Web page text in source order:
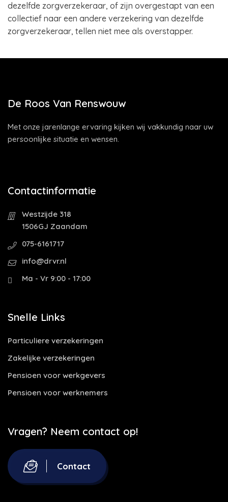
dezelfde zorgverzekeraar, of zijn overgestapt van een
collectief naar een andere verzekering van dezelfde
zorgverzekeraar, tellen niet mee als overstapper.
De Roos Van Renswouw
Met onze jarenlange ervaring kijken wij vakkundig naar uw
persoonlijke situatie en wensen.
Contactinformatie
Westzijde 318
1506GJ Zaandam
075-6161717
info@drvr.nl
Ma - Vr 9:00 - 17:00
Snelle Links
Particuliere verzekeringen
Zakelijke verzekeringen
Pensioen voor werkgevers
Pensioen voor werknemers
Vragen? Neem contact op!
Contact